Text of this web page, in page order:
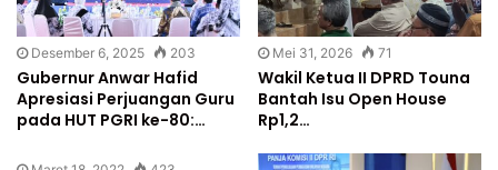
Desember 6, 2025 203
Gubernur Anwar Hafid
Apresiasi Perjuangan Guru
pada HUT PGRI ke-80:…
Mei 31, 2026 71
Wakil Ketua II DPRD Touna
Bantah Isu Open House
Rp1,2…